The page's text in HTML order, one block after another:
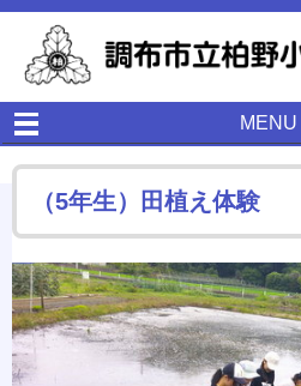
MENU
（5年生）田植え体験